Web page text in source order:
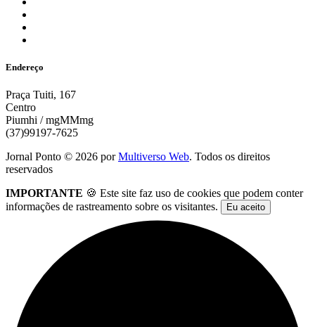
Endereço
Praça Tuiti, 167
Centro
Piumhi / mgMMmg
(37)99197-7625
Jornal Ponto © 2026 porMultiverso Web. Todos os direitos
reservados
IMPORTANTE 🍪 Este site faz uso de cookies que podem conter
informações de rastreamento sobre os visitantes.
Eu aceito